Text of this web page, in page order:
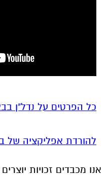
כל הפרטים על נדל"ן
להורדת אפליקציה של
אנו מכבדים זכויות